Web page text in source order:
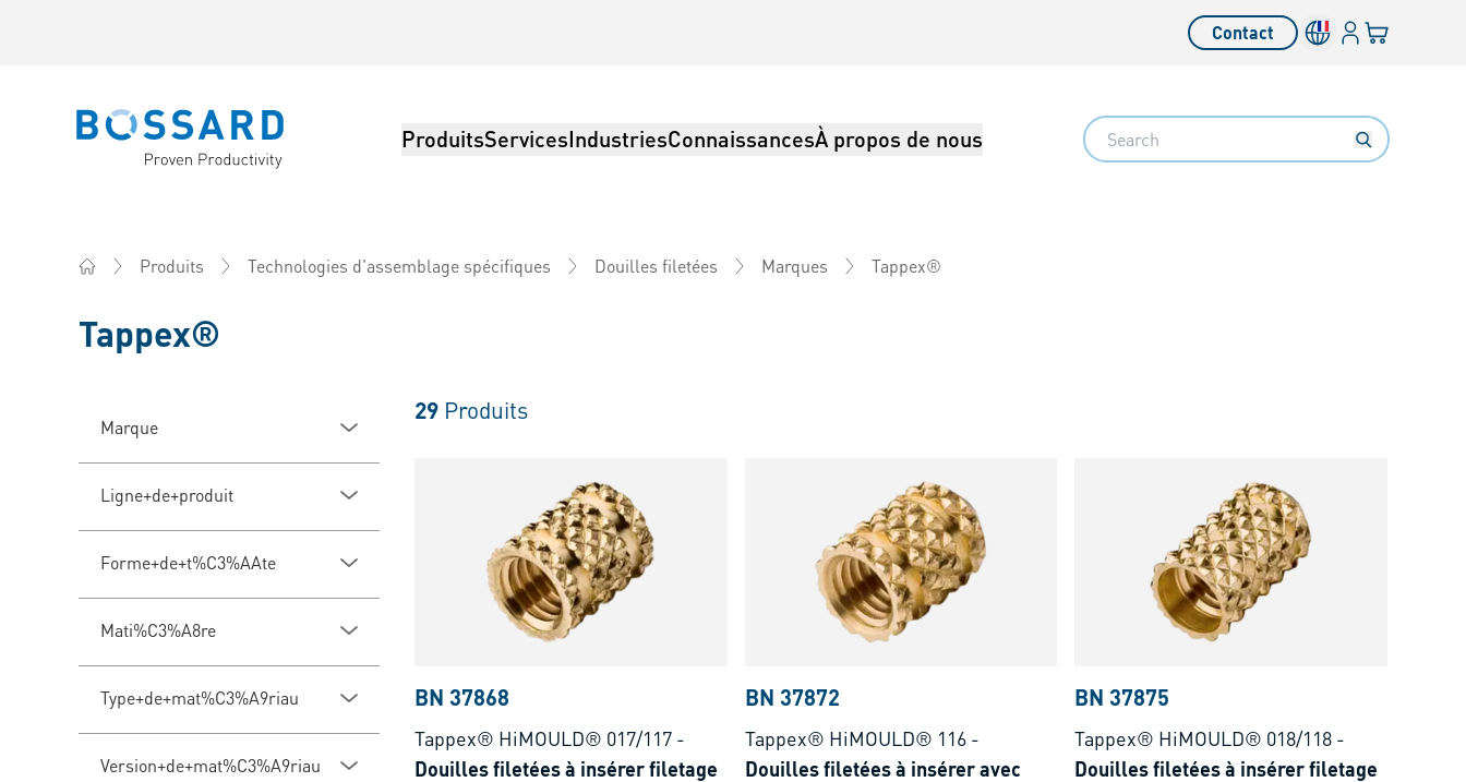
Contact Connexion
Votre panier
Bossard homepage ProduitsServicesIndustriesConnaissancesÀ propos de nous Search
Produits Technologies d'assemblage spécifiques Douilles filetées Marques Tappex®
Tappex®
Marque
Ligne+de+produit
Forme+de+t%C3%AAte
Mati%C3%A8re
Type+de+mat%C3%A9riau
Version+de+mat%C3%A9riau
29 Produits
BN 37868
Tappex® HiMOULD® 017/117 -
Douilles filetées à insérer filetage
BN 37872
Tappex® HiMOULD® 116-
Douilles filetées à insérer avec
BN 37875
Tappex® HiMOULD® 018/118 -
Douilles filetées à insérer filetage